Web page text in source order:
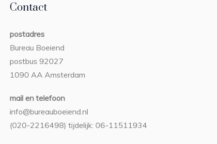
Contact
postadres
Bureau Boeiend
postbus 92027
1090 AA Amsterdam
mail en telefoon
info@bureauboeiend.nl
(020-2216498) tijdelijk: 06-11511934